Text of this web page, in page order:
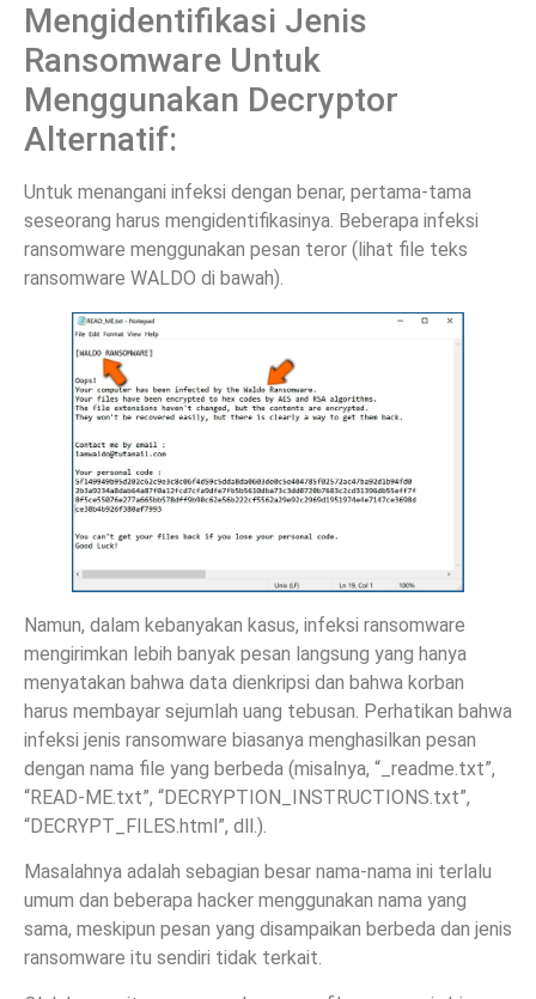
Mengidentifikasi Jenis
Ransomware Untuk
Menggunakan Decryptor
Alternatif:
Untuk menangani infeksi dengan benar, pertama-tama
seseorang harus mengidentifikasinya. Beberapa infeksi
ransomware menggunakan pesan teror (lihat file teks
ransomware WALDO di bawah).
Namun, dalam kebanyakan kasus, infeksi ransomware
mengirimkan lebih banyak pesan langsung yang hanya
menyatakan bahwa data dienkripsi dan bahwa korban
harus membayar sejumlah uang tebusan. Perhatikan bahwa
infeksi jenis ransomware biasanya menghasilkan pesan
dengan nama file yang berbeda (misalnya, “_readme.txt”,
“READ-ME.txt”, “DECRYPTION_INSTRUCTIONS.txt”,
“DECRYPT_FILES.html”, dll.).
Masalahnya adalah sebagian besar nama-nama ini terlalu
umum dan beberapa hacker menggunakan nama yang
sama, meskipun pesan yang disampaikan berbeda dan jenis
ransomware itu sendiri tidak terkait.